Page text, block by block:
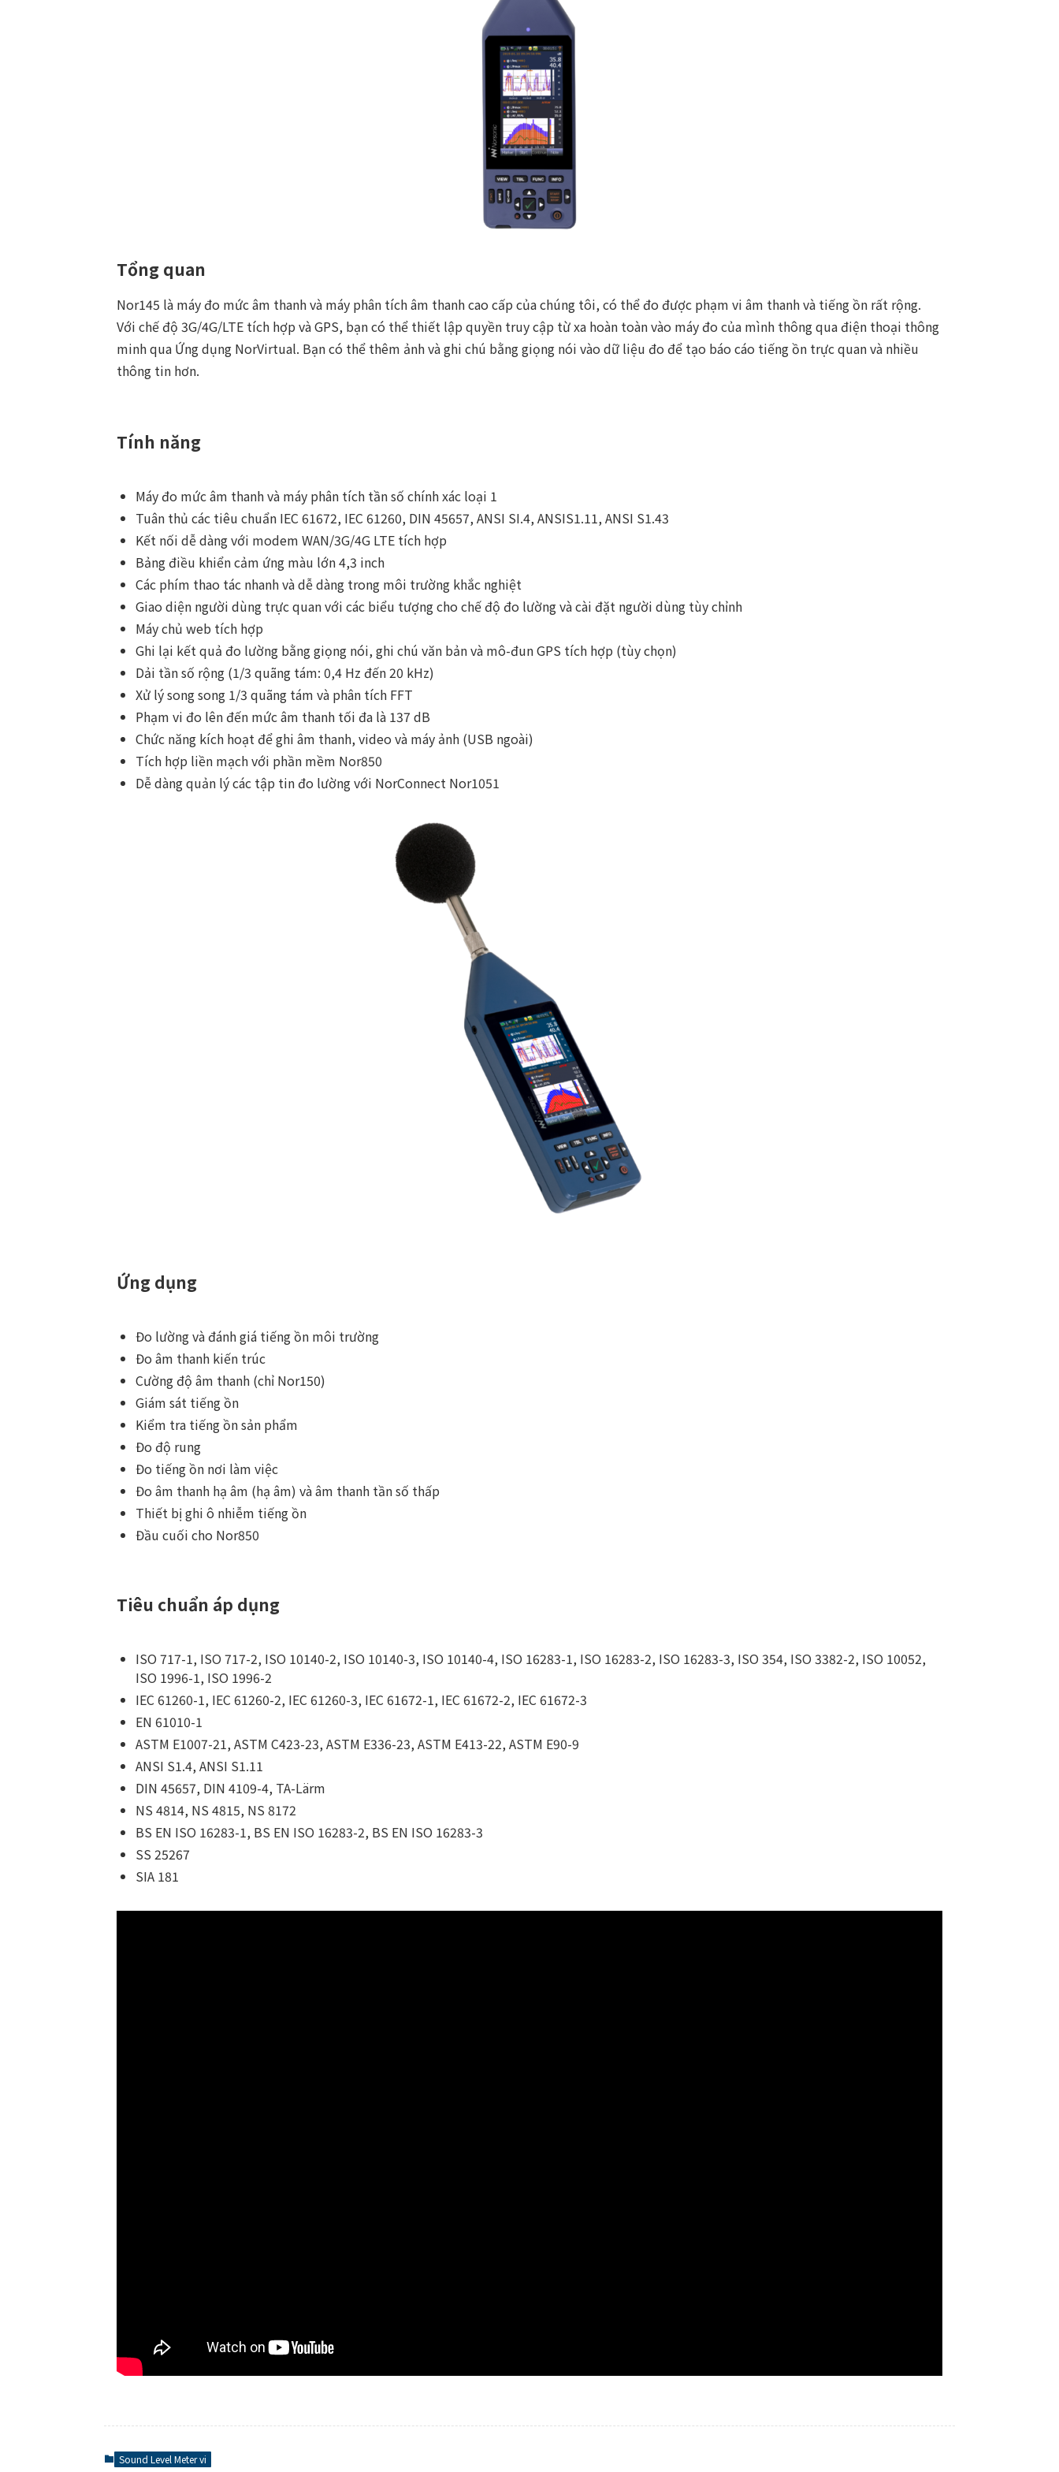
Tổng quan
Nor145 là máy đo mức âm thanh và máy phân tích âm thanh cao cấp của chúng tôi, có thể đo được phạm vi âm thanh và tiếng ồn rất rộng.
Với chế độ 3G/4G/LTE tích hợp và GPS, bạn có thể thiết lập quyền truy cập từ xa hoàn toàn vào máy đo của mình thông qua điện thoại thông
minh qua Ứng dụng NorVirtual. Bạn có thể thêm ảnh và ghi chú bằng giọng nói vào dữ liệu đo để tạo báo cáo tiếng ồn trực quan và nhiều
thông tin hơn.
Tính năng
Máy đo mức âm thanh và máy phân tích tần số chính xác loại 1
Tuân thủ các tiêu chuẩn IEC 61672, IEC 61260, DIN 45657, ANSI SI.4, ANSIS1.11, ANSI S1.43
Kết nối dễ dàng với modem WAN/3G/4G LTE tích hợp
Bảng điều khiển cảm ứng màu lớn 4,3 inch
Các phím thao tác nhanh và dễ dàng trong môi trường khắc nghiệt
Giao diện người dùng trực quan với các biểu tượng cho chế độ đo lường và cài đặt người dùng tùy chỉnh
Máy chủ web tích hợp
Ghi lại kết quả đo lường bằng giọng nói, ghi chú văn bản và mô-đun GPS tích hợp (tùy chọn)
Dải tần số rộng (1/3 quãng tám: 0,4 Hz đến 20 kHz)
Xử lý song song 1/3 quãng tám và phân tích FFT
Phạm vi đo lên đến mức âm thanh tối đa là 137 dB
Chức năng kích hoạt để ghi âm thanh, video và máy ảnh (USB ngoài)
Tích hợp liền mạch với phần mềm Nor850
Dễ dàng quản lý các tập tin đo lường với NorConnect Nor1051
Ứng dụng
Đo lường và đánh giá tiếng ồn môi trường
Đo âm thanh kiến ​​trúc
Cường độ âm thanh (chỉ Nor150)
Giám sát tiếng ồn
Kiểm tra tiếng ồn sản phẩm
Đo độ rung
Đo tiếng ồn nơi làm việc
Đo âm thanh hạ âm (hạ âm) và âm thanh tần số thấp
Thiết bị ghi ô nhiễm tiếng ồn
Đầu cuối cho Nor850
Tiêu chuẩn áp dụng
ISO 717-1, ISO 717-2, ISO 10140-2, ISO 10140-3, ISO 10140-4, ISO 16283-1, ISO 16283-2, ISO 16283-3, ISO 354, ISO 3382-2, ISO 10052,
ISO 1996-1, ISO 1996-2
IEC 61260-1, IEC 61260-2, IEC 61260-3, IEC 61672-1, IEC 61672-2, IEC 61672-3
EN 61010-1
ASTM E1007-21, ASTM C423-23, ASTM E336-23, ASTM E413-22, ASTM E90-9
ANSI S1.4, ANSI S1.11
DIN 45657, DIN 4109-4, TA-Lärm
NS 4814, NS 4815, NS 8172
BS EN ISO 16283-1, BS EN ISO 16283-2, BS EN ISO 16283-3
SS 25267
SIA 181
Sound Level Meter vi